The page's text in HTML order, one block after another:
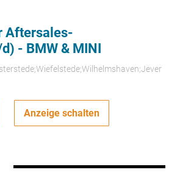
Aftersales-
- BMW & MINI
Anzeige schalten